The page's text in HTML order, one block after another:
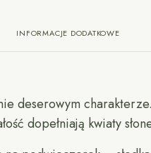
INFORMACJE DODATKOWE
deserowym
dopełniają kwiaty